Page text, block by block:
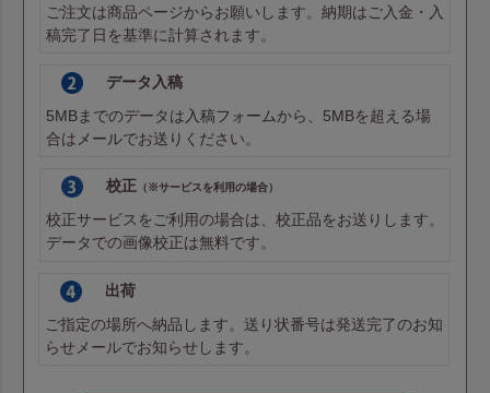
ご注文は商品ページからお願いします。納期はご入金・入
稿完了日を基準に計算されます。
データ入稿
5MBまでのデータは入稿フォームから、5MBを超える場
合はメールでお送りください。
校正（※サービスを利用の場合）
校正サービスをご利用の場合は、校正品をお送りします。
データでの画像校正は無料です。
出荷
ご指定の場所へ納品します。送り状番号は発送完了のお知
らせメールでお知らせします。